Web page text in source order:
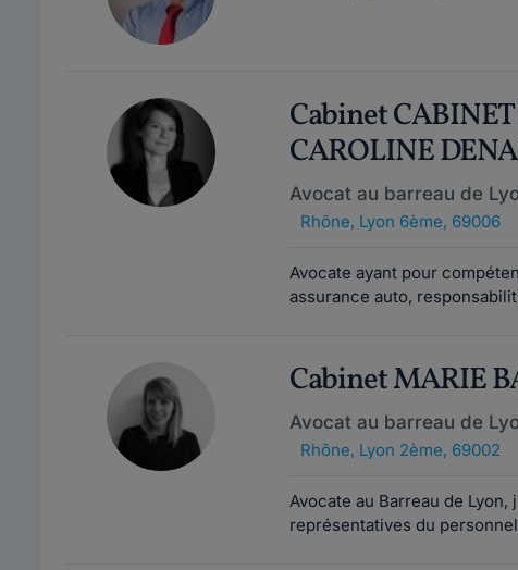
Cabinet CABINET
CAROLINE
Avocat au barreau de
Rhône, Lyon 6ème, 69006
Avocate ayant pour
assurance auto,
Cabinet MARIE
Avocat au barreau de
Rhône, Lyon 2ème, 69002
Avocate au Barreau de
représentatives du